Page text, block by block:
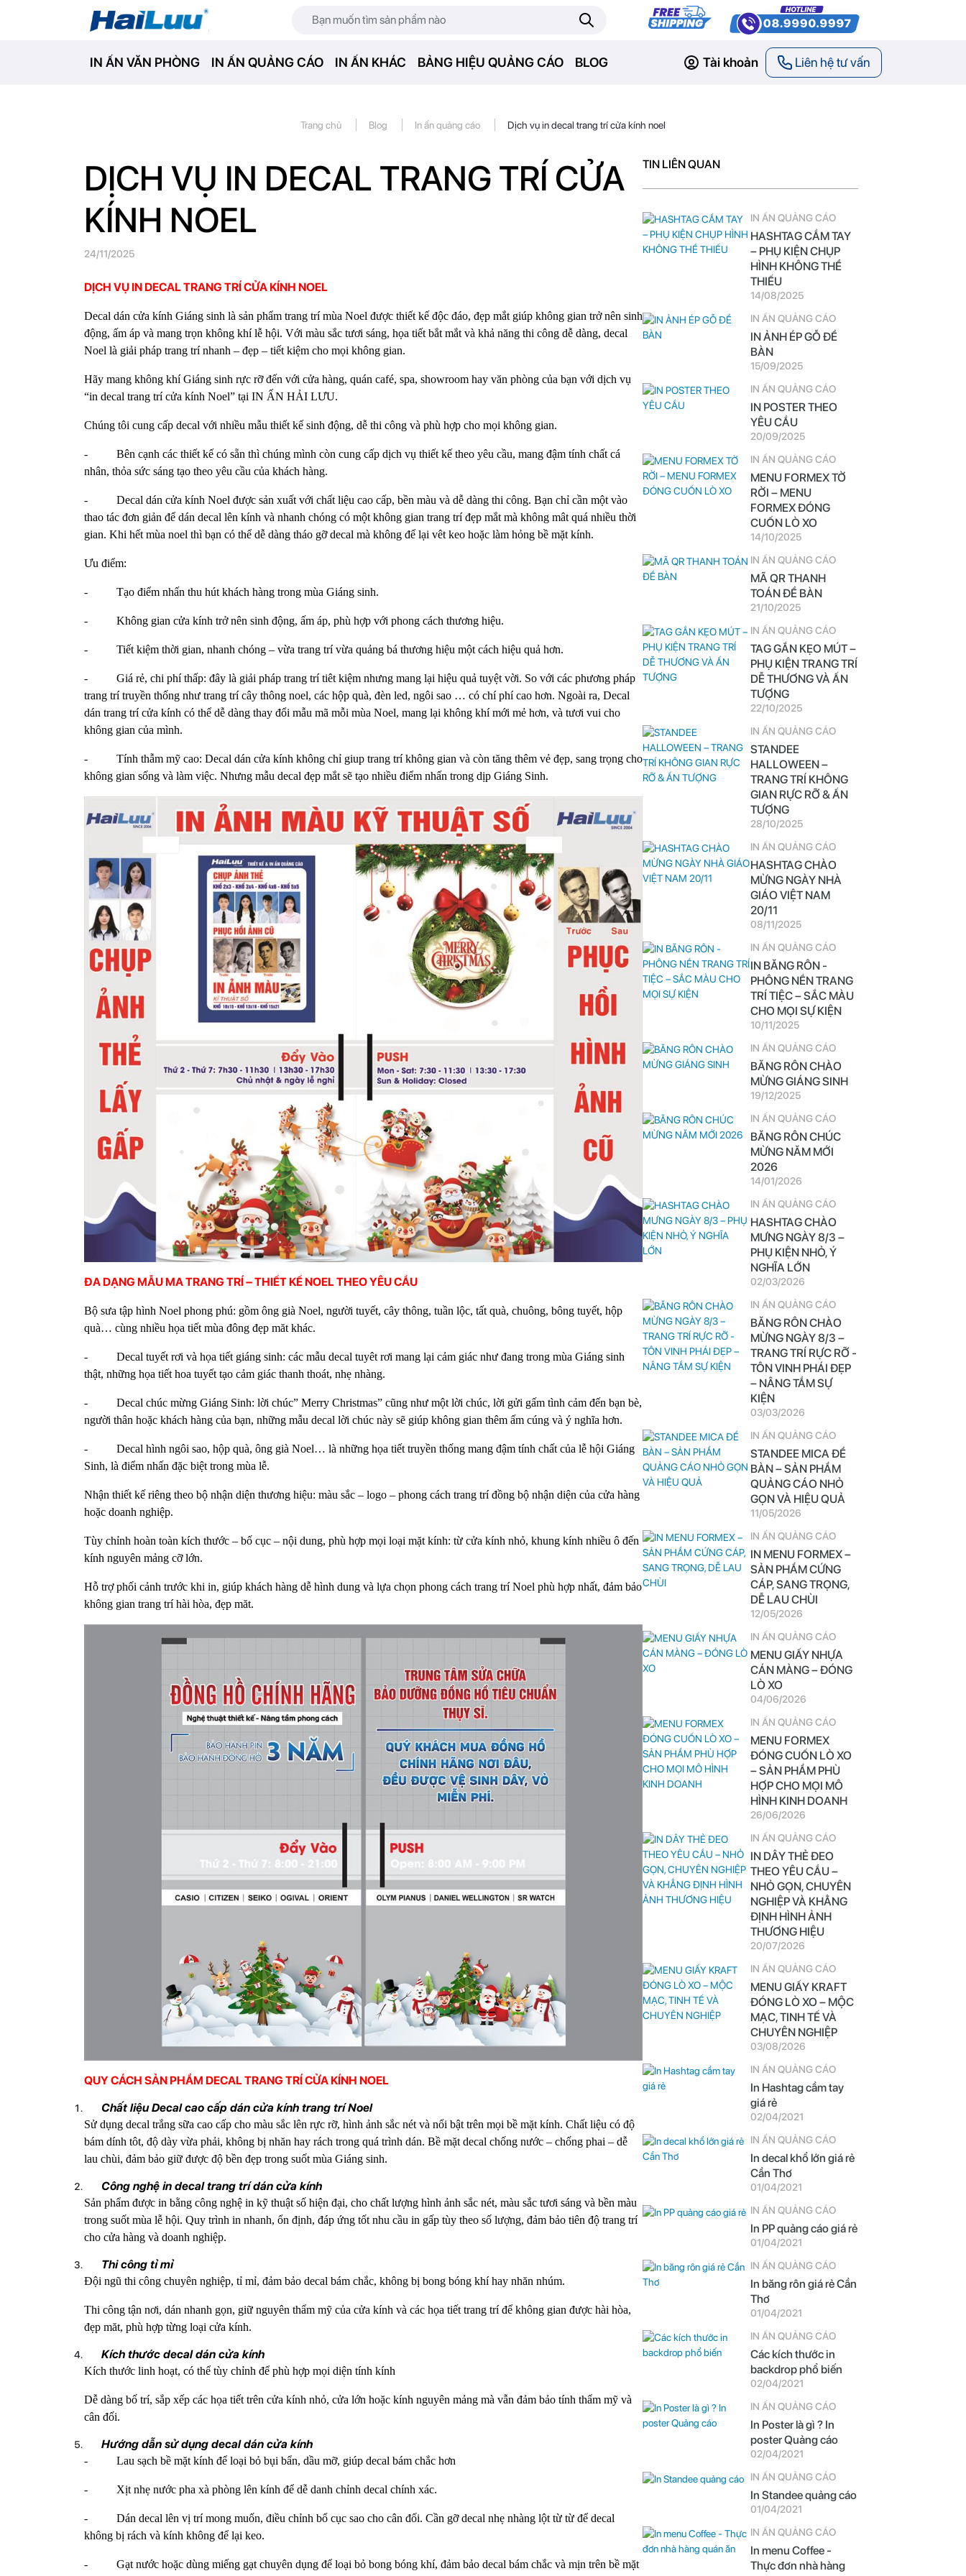
IN ẤN VĂN PHÒNG IN ẤN QUẢNG CÁO IN ẤN KHÁC BẢNG HIỆU QUẢNG CÁO BLOG Tài khoản Liên hệ tư vấn
Trang chủ | Blog | In ấn quảng cáo | Dịch vụ in decal trang trí cửa kính noel
DỊCH VỤ IN DECAL TRANG TRÍ CỬA
KÍNH NOEL
24/11/2025
DỊCH VỤ IN DECAL TRANG TRÍ CỬA KÍNH NOEL
Decal dán cửa kính Giáng sinh là sản phẩm trang trí mùa Noel được thiết kế độc đáo, đẹp mắt giúp không gian trở nên sinh
động, ấm áp và mang trọn không khí lễ hội. Với màu sắc tươi sáng, họa tiết bắt mắt và khả năng thi công dễ dàng, decal
Noel là giải pháp trang trí nhanh – đẹp – tiết kiệm cho mọi không gian.
Hãy mang không khí Giáng sinh rực rỡ đến với cửa hàng, quán café, spa, showroom hay văn phòng của bạn với dịch vụ
“in decal trang trí cửa kính Noel” tại IN ẤN HẢI LƯU.
Chúng tôi cung cấp decal với nhiều mẫu thiết kế sinh động, dễ thi công và phù hợp cho mọi không gian.
- Bên cạnh các thiết kế có sẵn thì chúng mình còn cung cấp dịch vụ thiết kế theo yêu cầu, mang đậm tính chất cá
nhân, thỏa sức sáng tạo theo yêu cầu của khách hàng.
- Decal dán cửa kính Noel được sản xuất với chất liệu cao cấp, bền màu và dễ dàng thi công. Bạn chỉ cần một vào
thao tác đơn giản để dán decal lên kính và nhanh chóng có một không gian trang trí đẹp mắt mà không mât quá nhiều thời
gian. Khi hết mùa noel thì bạn có thể dễ dàng tháo gỡ decal mà không để lại vêt keo hoặc làm hỏng bề mặt kính.
Ưu điểm:
- Tạo điểm nhấn thu hút khách hàng trong mùa Giáng sinh.
- Không gian cửa kính trở nên sinh động, ấm áp, phù hợp với phong cách thương hiệu.
- Tiết kiệm thời gian, nhanh chóng – vừa trang trí vừa quảng bá thương hiệu một cách hiệu quả hơn.
- Giá rẻ, chi phí thấp: đây là giải pháp trang trí tiêt kiệm nhưng mang lại hiệu quả tuyệt vời. So với các phương pháp
trang trí truyền thống như trang trí cây thông noel, các hộp quà, đèn led, ngôi sao … có chí phí cao hơn. Ngoài ra, Decal
dán trang trí cửa kính có thể dễ dàng thay đổi mẫu mã mỗi mùa Noel, mang lại không khí mới mẻ hơn, và tươi vui cho
không gian của mình.
- Tính thẫm mỹ cao: Decal dán cửa kính không chỉ giup trang trí không gian và còn tăng thêm vẻ đẹp, sang trọng cho
không gian sống và làm việc. Nhưng mẫu decal đẹp mắt sẽ tạo nhiều điểm nhấn trong dịp Giáng Sinh.
ĐA DẠNG MẪU MA TRANG TRÍ – THIẾT KẾ NOEL THEO YÊU CẦU
Bộ sưa tập hình Noel phong phú: gồm ông già Noel, người tuyết, cây thông, tuần lộc, tất quà, chuông, bông tuyết, hộp
quà… cùng nhiều họa tiết mùa đông đẹp măt khác.
- Decal tuyết rơi và họa tiết giáng sinh: các mẫu decal tuyêt rơi mang lại cảm giác như đang trong mùa Giáng sinh
thật, những họa tiết hoa tuyết tạo cảm giác thanh thoát, nhẹ nhàng.
- Decal chúc mừng Giáng Sinh: lời chúc” Merry Christmas” cũng như một lời chúc, lời gửi gấm tình cảm đến bạn bè,
người thân hoặc khách hàng của bạn, những mẫu decal lời chúc này sẽ giúp không gian thêm ấm cúng và ý nghĩa hơn.
- Decal hình ngôi sao, hộp quà, ông già Noel… là những họa tiết truyền thống mang đậm tính chất của lễ hội Giáng
Sinh, là điểm nhấn đặc biệt trong mùa lễ.
Nhận thiết kế riêng theo bộ nhận diện thương hiệu: màu sắc – logo – phong cách trang trí đồng bộ nhận diện của cửa hàng
hoặc doanh nghiệp.
Tùy chỉnh hoàn toàn kích thước – bố cục – nội dung, phù hợp mọi loại mặt kính: từ cửa kính nhỏ, khung kính nhiều ô đến
kính nguyên mảng cỡ lớn.
Hỗ trợ phối cảnh trước khi in, giúp khách hàng dễ hình dung và lựa chọn phong cách trang trí Noel phù hợp nhất, đảm bảo
không gian trang trí hài hòa, đẹp măt.
QUY CÁCH SẢN PHẨM DECAL TRANG TRÍ CỬA KÍNH NOEL
Chất liệu Decal cao cấp dán cửa kính trang trí Noel
Sử dụng decal trắng sữa cao cấp cho màu sắc lên rực rỡ, hình ảnh sắc nét và nổi bật trên mọi bề mặt kính. Chất liệu có độ
bám dính tôt, độ dày vừa phải, không bị nhăn hay rách trong quá trình dán. Bề mặt decal chống nước – chống phai – dễ
lau chùi, đảm bảo giữ được độ bền đẹp trong suốt mùa Giáng sinh.
Công nghệ in decal trang trí dán cửa kính
Sản phẩm được in bằng công nghệ in kỹ thuật số hiện đại, cho chất lượng hình ảnh sắc nét, màu sắc tươi sáng và bền màu
trong suốt mùa lễ hội. Quy trình in nhanh, ổn định, đáp ứng tốt nhu cầu in gấp tùy theo số lượng, đảm bảo tiên độ trang trí
cho cửa hàng và doanh nghiệp.
Thi công tỉ mỉ
Đội ngũ thi công chuyên nghiệp, tỉ mỉ, đảm bảo decal bám chắc, không bị bong bóng khí hay nhăn nhúm.
Thi công tận nơi, dán nhanh gọn, giữ nguyên thẩm mỹ của cửa kính và các họa tiết trang trí để không gian được hài hòa,
đẹp măt, phù hợp từng loại cửa kính.
Kích thước decal dán cửa kính
Kích thước linh hoạt, có thể tùy chỉnh để phù hợp mọi diện tính kính
Dễ dàng bố trí, sắp xếp các họa tiết trên cửa kính nhỏ, cửa lớn hoặc kính nguyên mảng mà vẫn đảm bảo tính thẩm mỹ và
cân đối.
Hướng dẫn sử dụng decal dán cửa kính
- Lau sạch bề mặt kính để loại bỏ bụi bẩn, dầu mỡ, giúp decal bám chắc hơn
- Xịt nhẹ nước pha xà phòng lên kính để dễ danh chỉnh decal chính xác.
- Dán decal lên vị trí mong muốn, điều chỉnh bổ cục sao cho cân đối. Cần gỡ decal nhẹ nhàng lột từ từ để decal
không bị rách và kính không để lại keo.
- Gạt nước hoặc dùng miếng gạt chuyên dụng để loại bỏ bong bóng khí, đảm bảo decal bám chắc và mịn trên bề mặt
TIN LIÊN QUAN
IN ẤN QUẢNG CÁO
HASHTAG CẦM TAY
– PHỤ KIỆN CHỤP
HÌNH KHÔNG THỂ
THIẾU
14/08/2025
IN ẤN QUẢNG CÁO
IN ẢNH ÉP GỖ ĐỂ
BÀN
15/09/2025
IN ẤN QUẢNG CÁO
IN POSTER THEO
YÊU CẦU
20/09/2025
IN ẤN QUẢNG CÁO
MENU FORMEX TỜ
RỜI – MENU
FORMEX ĐÓNG
CUỐN LÒ XO
14/10/2025
IN ẤN QUẢNG CÁO
MÃ QR THANH
TOÁN ĐỂ BÀN
21/10/2025
IN ẤN QUẢNG CÁO
TAG GẮN KẸO MÚT –
PHỤ KIỆN TRANG TRÍ
DỄ THƯƠNG VÀ ẤN
TƯỢNG
22/10/2025
IN ẤN QUẢNG CÁO
STANDEE
HALLOWEEN –
TRANG TRÍ KHÔNG
GIAN RỰC RỠ & ẤN
TƯỢNG
28/10/2025
IN ẤN QUẢNG CÁO
HASHTAG CHÀO
MỪNG NGÀY NHÀ
GIÁO VIỆT NAM
20/11
08/11/2025
IN ẤN QUẢNG CÁO
IN BĂNG RÔN -
PHÔNG NỀN TRANG
TRÍ TIỆC – SẮC MÀU
CHO MỌI SỰ KIỆN
10/11/2025
IN ẤN QUẢNG CÁO
BĂNG RÔN CHÀO
MỪNG GIÁNG SINH
19/12/2025
IN ẤN QUẢNG CÁO
BĂNG RÔN CHÚC
MỪNG NĂM MỚI
2026
14/01/2026
IN ẤN QUẢNG CÁO
HASHTAG CHÀO
MƯNG NGÀY 8/3 –
PHỤ KIỆN NHỎ, Ý
NGHĨA LỚN
02/03/2026
IN ẤN QUẢNG CÁO
BĂNG RÔN CHÀO
MỪNG NGÀY 8/3 –
TRANG TRÍ RỰC RỠ -
TÔN VINH PHÁI ĐẸP
– NÂNG TẦM SỰ
KIỆN
03/03/2026
IN ẤN QUẢNG CÁO
STANDEE MICA ĐỂ
BÀN – SẢN PHẨM
QUẢNG CÁO NHỎ
GỌN VÀ HIỆU QUẢ
11/05/2026
IN ẤN QUẢNG CÁO
IN MENU FORMEX –
SẢN PHẨM CỨNG
CÁP, SANG TRỌNG,
DỄ LAU CHÙI
12/05/2026
IN ẤN QUẢNG CÁO
MENU GIẤY NHỰA
CÁN MÀNG – ĐÓNG
LÒ XO
04/06/2026
IN ẤN QUẢNG CÁO
MENU FORMEX
ĐÓNG CUỐN LÒ XO
– SẢN PHẨM PHÙ
HỢP CHO MỌI MÔ
HÌNH KINH DOANH
26/06/2026
IN ẤN QUẢNG CÁO
IN DÂY THẺ ĐEO
THEO YÊU CẦU –
NHỎ GỌN, CHUYÊN
NGHIỆP VÀ KHẲNG
ĐỊNH HÌNH ẢNH
THƯƠNG HIỆU
20/07/2026
IN ẤN QUẢNG CÁO
MENU GIẤY KRAFT
ĐÓNG LÒ XO – MỘC
MẠC, TINH TẾ VÀ
CHUYÊN NGHIỆP
03/08/2026
IN ẤN QUẢNG CÁO
In Hashtag cầm tay
giá rẻ
02/04/2021
IN ẤN QUẢNG CÁO
In decal khổ lớn giá rẻ
Cần Thơ
01/04/2021
IN ẤN QUẢNG CÁO
In PP quảng cáo giá rẻ
01/04/2021
IN ẤN QUẢNG CÁO
In băng rôn giá rẻ Cần
Thơ
01/04/2021
IN ẤN QUẢNG CÁO
Các kích thước in
backdrop phổ biến
02/04/2021
IN ẤN QUẢNG CÁO
In Poster là gì ? In
poster Quảng cáo
02/04/2021
IN ẤN QUẢNG CÁO
In Standee quảng cáo
01/04/2021
IN ẤN QUẢNG CÁO
In menu Coffee -
Thực đơn nhà hàng